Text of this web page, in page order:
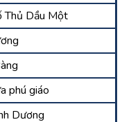
Thủ Dầu Một
phú giáo
Dương